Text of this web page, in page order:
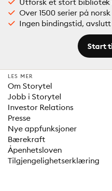
Utforsk et stort
Over 1500 serier på norsk
Ingen bindingstid,
Start
LES MER
Om Storytel
Jobb i Storytel
Investor Relations
Presse
Nye appfunksjoner
Bærekraft
Åpenhetsloven
Tilgjengelighetserklæring